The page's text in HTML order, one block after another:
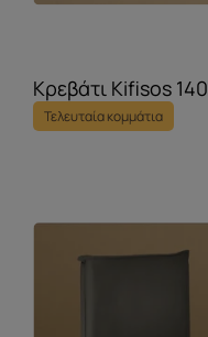
Κρεβάτι Kifisos 140
Τελευταία κομμάτια